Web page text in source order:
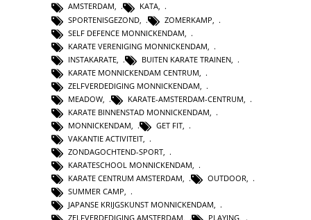
AMSTERDAM, KATA,
SPORTENISGEZOND
ZOMERKAMP
SELF DEFENCE MONNICKENDAM
KARATE VERENIGING MONNICKENDAM
INSTAKARATE
BUITEN KARATE TRAINEN
KARATE MONNICKENDAM CENTRUM
ZELFVERDEDIGING MONNICKENDAM
MEADOW
KARATE-AMSTERDAM-CENTRUM
KARATE BINNENSTAD MONNICKENDAM
MONNICKENDAM, GET FIT,
VAKANTIE ACTIVITEIT,
ZONDAGOCHTEND-SPORT,
KARATESCHOOL MONNICKENDAM,
KARATE CENTRUM AMSTERDAM, OUTDOOR,
SUMMER CAMP,
JAPANSE KRIJGSKUNST MONNICKENDAM,
ZELFVERDEDIGING AMSTERDAM, PLAYING,